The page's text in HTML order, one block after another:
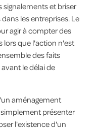
signalements et briser
les entreprises. Le
agir à compter des
lors que l'action n'est
des faits
le délai de
aménagement
présenter
l'existence d'un